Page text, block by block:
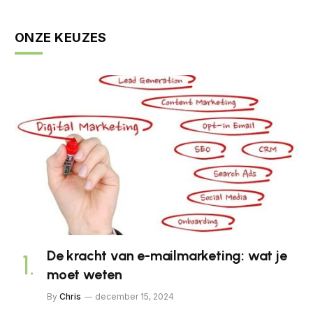
ONZE KEUZES
De kracht van e-mailmarketing: wat je
moet weten
By Chris december 15, 2024